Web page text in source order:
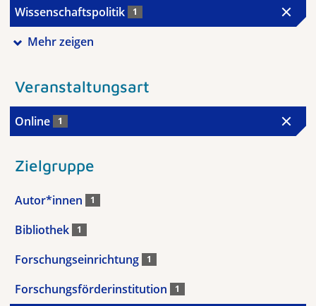
Wissenschaftspolitik 1
Mehr zeigen
Veranstaltungsart
Online 1
Zielgruppe
Autor*innen 1
Bibliothek 1
Forschungseinrichtung 1
Forschungsförderinstitution 1